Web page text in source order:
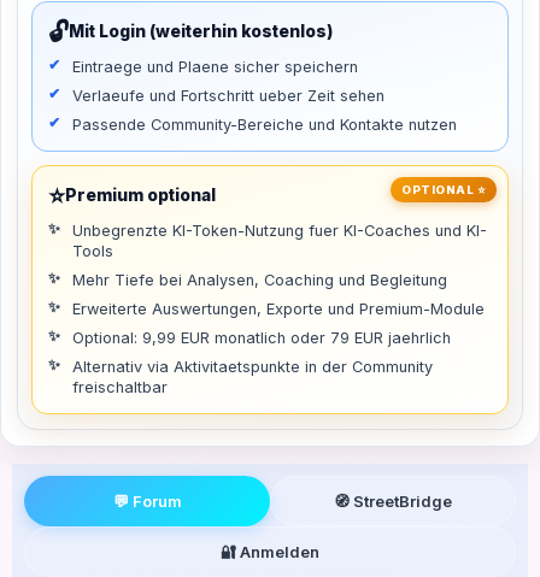
🔓Mit Login (weiterhin kostenlos)
Eintraege und Plaene sicher speichern
Verlaeufe und Fortschritt ueber Zeit sehen
Passende Community-Bereiche und Kontakte nutzen
OPTIONAL ⭐
⭐Premium optional
Unbegrenzte KI-Token-Nutzung fuer KI-Coaches und KI-
Tools
Mehr Tiefe bei Analysen, Coaching und Begleitung
Erweiterte Auswertungen, Exporte und Premium-Module
Optional: 9,99 EUR monatlich oder 79 EUR jaehrlich
Alternativ via Aktivitaetspunkte in der Community
freischaltbar
💬 Forum 🧭 StreetBridge
🔐 Anmelden